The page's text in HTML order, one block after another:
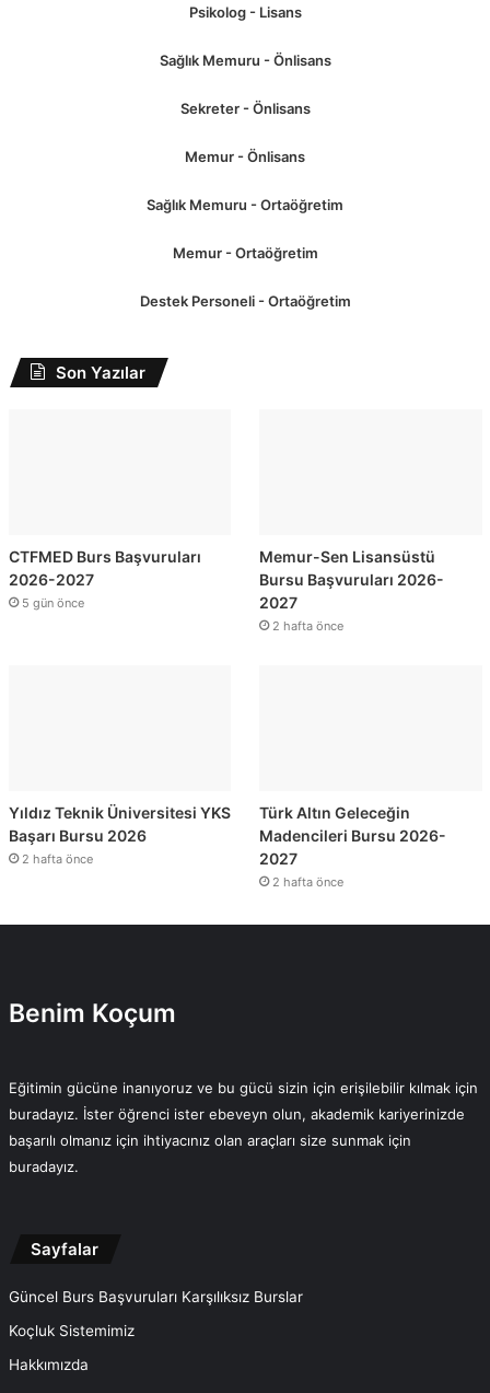
Psikolog - Lisans
Sağlık Memuru - Önlisans
Sekreter - Önlisans
Memur - Önlisans
Sağlık Memuru - Ortaöğretim
Memur - Ortaöğretim
Destek Personeli - Ortaöğretim
Son Yazılar
CTFMED Burs Başvuruları
2026-2027
5 gün önce
Memur-Sen Lisansüstü
Bursu Başvuruları 2026-
2027
2 hafta önce
Yıldız Teknik Üniversitesi YKS
Başarı Bursu 2026
2 hafta önce
Türk Altın Geleceğin
Madencileri Bursu 2026-
2027
2 hafta önce
Benim Koçum
Eğitimin gücüne inanıyoruz ve bu gücü sizin için erişilebilir kılmak için
buradayız. İster öğrenci ister ebeveyn olun, akademik kariyerinizde
başarılı olmanız için ihtiyacınız olan araçları size sunmak için
buradayız.
Sayfalar
Güncel Burs Başvuruları Karşılıksız Burslar
Koçluk Sistemimiz
Hakkımızda